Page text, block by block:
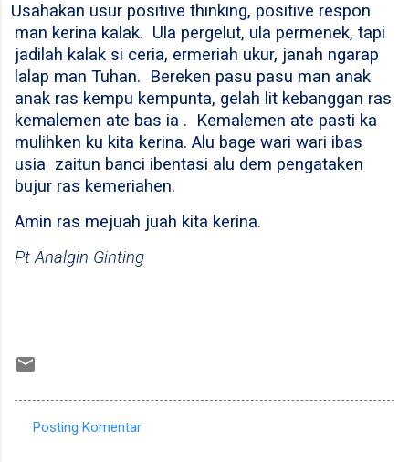
Usahakan usur positive thinking, positive respon
man kerina kalak. Ula pergelut, ula permenek, tapi
jadilah kalak si ceria, ermeriah ukur, janah ngarap
lalap man Tuhan. Bereken pasu pasu man anak
anak ras kempu kempunta, gelah lit kebanggan ras
kemalemen ate bas ia . Kemalemen ate pasti ka
mulihken ku kita kerina. Alu bage wari wari ibas
usia zaitun banci ibentasi alu dem pengataken
bujur ras kemeriahen.
Amin ras mejuah juah kita kerina.
Pt Analgin Ginting
Posting Komentar